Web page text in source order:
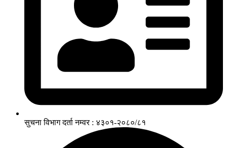
सुचना विभाग दर्ता नम्वर : ४३०१-२०८०/८१